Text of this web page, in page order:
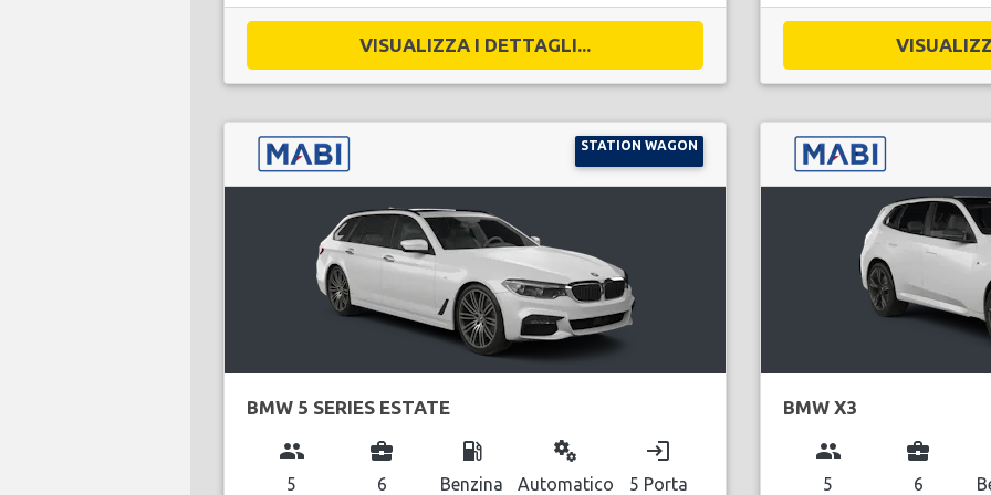
VISUALIZZA I DETTAGLI...
STATION WAGON
BMW 5 SERIES ESTATE
group
5
business_center
6
local_gas_station
Benzina
miscellaneous_services
Automatico
login
5 Porta
BMW X3
group
5
business_center
6